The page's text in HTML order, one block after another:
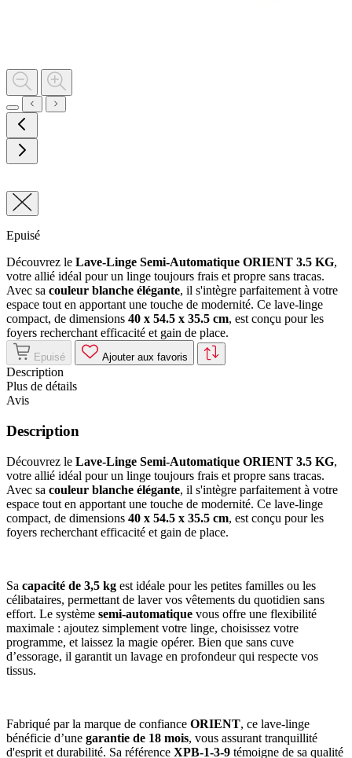
Epuisé
Découvrez le Lave-Linge Semi-Automatique ORIENT 3.5 KG,
votre allié idéal pour un linge toujours frais et propre sans tracas.
Avec sa couleur blanche élégante, il s'intègre parfaitement à votre
espace tout en apportant une touche de modernité. Ce lave-linge
compact, de dimensions 40 x 54.5 x 35.5 cm, est conçu pour les
foyers recherchant efficacité et gain de place.
Epuisé Ajouter aux favoris
Description
Plus de détails
Avis
Description
Découvrez le Lave-Linge Semi-Automatique ORIENT 3.5 KG,
votre allié idéal pour un linge toujours frais et propre sans tracas.
Avec sa couleur blanche élégante, il s'intègre parfaitement à votre
espace tout en apportant une touche de modernité. Ce lave-linge
compact, de dimensions 40 x 54.5 x 35.5 cm, est conçu pour les
foyers recherchant efficacité et gain de place.
Sa capacité de 3,5 kg est idéale pour les petites familles ou les
célibataires, permettant de laver vos vêtements du quotidien sans
effort. Le système semi-automatique vous offre une flexibilité
maximale : ajoutez simplement votre linge, choisissez votre
programme, et laissez la magie opérer. Bien que sans cuve
d’essorage, il garantit un lavage en profondeur qui respecte vos
tissus.
Fabriqué par la marque de confiance ORIENT, ce lave-linge
bénéficie d’une garantie de 18 mois, vous assurant tranquillité
d'esprit et durabilité. Sa référence XPB-1-3-9 témoigne de sa qualité